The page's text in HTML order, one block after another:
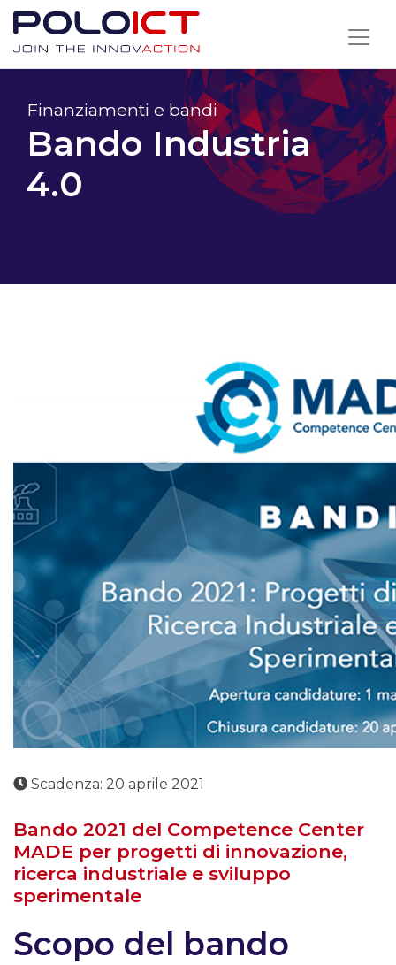
Skip
content
Finanziamenti e bandi
Bando Industria
4.0
Scadenza: 20 aprile 2021
Bando 2021 del Competence Center
MADE per progetti di innovazione,
ricerca industriale e sviluppo
sperimentale
Scopo del bando